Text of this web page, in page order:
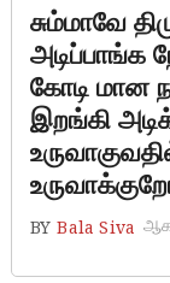
சும்மாவே
அடிப்பாங்க
கோடி மான
இறங்கி
BY Bala Siva